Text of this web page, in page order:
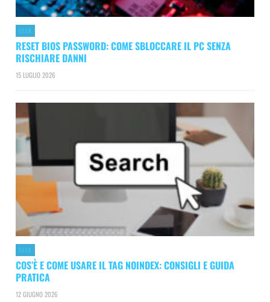
GEEK
RESET BIOS PASSWORD: COME SBLOCCARE IL PC SENZA
RISCHIARE DANNI
15 LUGLIO 2026
GEEK
COS’È E COME USARE IL TAG NOINDEX: CONSIGLI E GUIDA
PRATICA
12 GIUGNO 2026